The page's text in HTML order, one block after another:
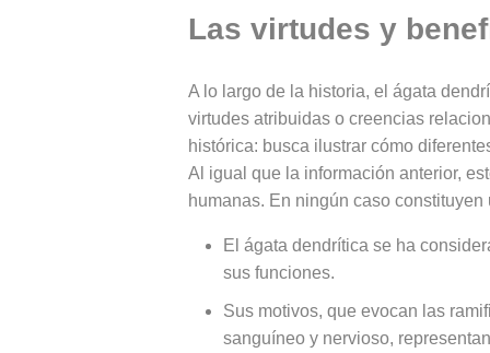
Las virtudes y
A lo largo de la historia, el ágata
virtudes atribuidas o creencias
histórica: busca ilustrar cómo
Al igual que la información anterior,
humanas. En ningún caso
El ágata dendrítica se ha
sus funciones.
Sus motivos, que evocan las
sanguíneo y nervioso,